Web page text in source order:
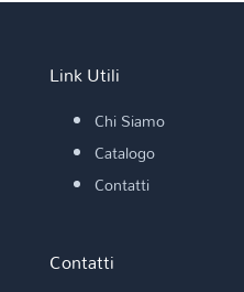
Link Utili
Chi Siamo
Catalogo
Contatti
Contatti